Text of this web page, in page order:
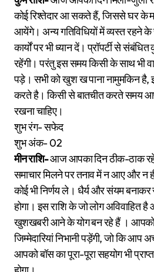
कोई रिश्तेदार आ सकते हैं, जिससे घर के
आयेंगे। अन्य गतिविधियों में व्यस्त रहने
कार्यों पर भी ध्यान दें। प्रॉपर्टी से
रहेंगी। परंतु इस समय किसी के साथ भी
पड़े। सभी को खुश ख पाना नामुमकिन
करते है। किसी से बातचीत करते समय
रखना चाहिए।
शुभ रंग- सफेद
शुभ अंक- 02
मीन राशि-आज आपका दिन ठीक-ठाक
समाचार मिलने पर तनाव में न आए और न
कोई भी निर्णय ले। धैर्य और संयम
होगा। इस राशि के जो लोग अविवाहित
खुशखबरी आने के योग बन रहे हैं । आपको
जिम्मेदारियां निभानी पड़ेंगी, जो कि
आपको बॉस का पूरा-पूरा सहयोग भी प्राप्त